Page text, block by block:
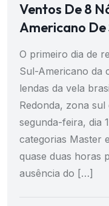
Ventos De 8
Americano De
O primeiro dia de
Sul-Americano da
lendas da vela
Redonda, zona
segunda-feira, dia
categorias Master
quase duas horas
ausência do […]